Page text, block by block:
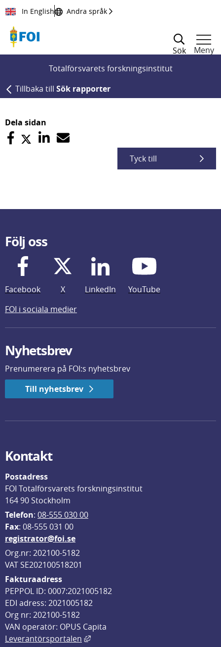
Till innehållet
In English Andra språk
Sök
Meny
Totalförsvarets forskningsinstitut
Tillbaka till Sök rapporter
Dela sidan
Tyck till
Följ oss
Facebook X LinkedIn
YouTube
FOI i sociala medier
Nyhetsbrev
Prenumerera på FOI:s nyhetsbrev
Till nyhetsbrev
Kontakt
Postadress
FOI Totalförsvarets forskningsinstitut
164 90 Stockholm
Telefon: 08-555 030 00
Fax: 08-555 031 00
registrator@foi.se
Org.nr: 202100-5182
VAT SE202100518201
Fakturaadress
PEPPOL ID: 0007:2021005182
EDI adress: 2021005182
Org nr: 202100-5182
VAN operatör: OPUS Capita
Leverantörsportalen
Länk till annan webbplats, öppnas